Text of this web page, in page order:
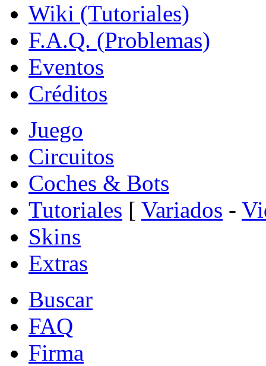
Wiki (Tutoriales)
F.A.Q. (Problemas)
Eventos
Créditos
Juego
Circuitos
Coches & Bots
Tutoriales [ Variados -
Skins
Extras
Buscar
FAQ
Firma